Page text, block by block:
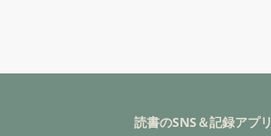
読書のSNS＆記録アプリ